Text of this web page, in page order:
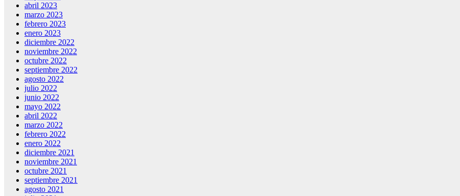
abril 2023
marzo 2023
febrero 2023
enero 2023
diciembre 2022
noviembre 2022
octubre 2022
septiembre 2022
agosto 2022
julio 2022
junio 2022
mayo 2022
abril 2022
marzo 2022
febrero 2022
enero 2022
diciembre 2021
noviembre 2021
octubre 2021
septiembre 2021
agosto 2021